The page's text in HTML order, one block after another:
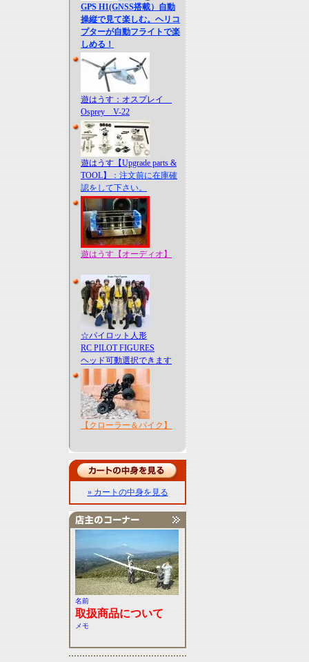
GPS H1(GNSS搭載）自動
操縦で見て楽しむ。ヘリコ
プターが自動フライトで楽
しめる！
遊はうす：オスプレイ
Osprey V-22
遊はうす【Upgrade parts &
TOOL】
：注文前に在庫確
認をして下さい。
遊はうす【オーディオ】
☆パイロット人形
RC PILOT FIGURES
ヘッド可動選択できます
【クローラー＆バイク】
» カートの中身を見る
名前
取扱商品について
メモ